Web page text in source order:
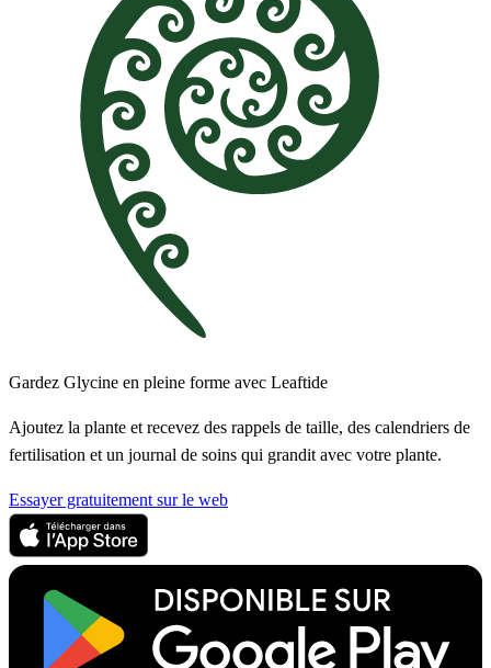
Gardez Glycine en pleine forme avec Leaftide
Ajoutez la plante et recevez des rappels de taille, des calendriers de
fertilisation et un journal de soins qui grandit avec votre plante.
Essayer gratuitement sur le web